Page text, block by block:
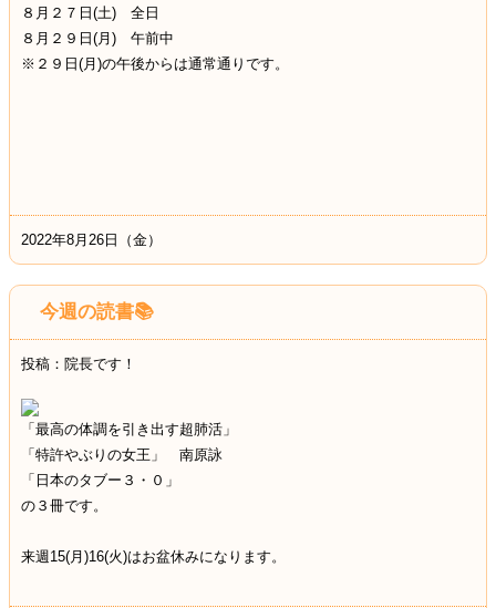
８月２７日(土) 全日
８月２９日(月) 午前中
※２９日(月)の午後からは通常通りです。
2022年8月26日（金）
今週の読書📚
投稿：院長です！
「最高の体調を引き出す超肺活」
「特許やぶりの女王」 南原詠
「日本のタブー３・０」
の３冊です。
来週15(月)16(火)はお盆休みになります。